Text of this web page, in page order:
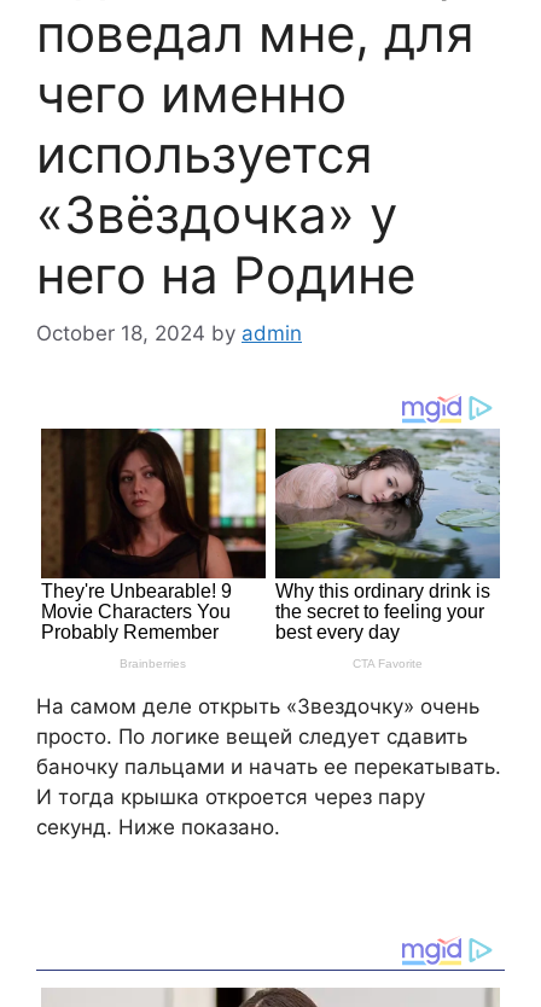
поведал мне, для
чего именно
используется
«Звёздочка» у
него на Родине
October 18, 2024 by admin
На самом деле открыть «Звездочку» очень
просто. По логике вещей следует сдавить
баночку пальцами и начать ее перекатывать.
И тогда крышка откроется через пару
секунд. Ниже показано.